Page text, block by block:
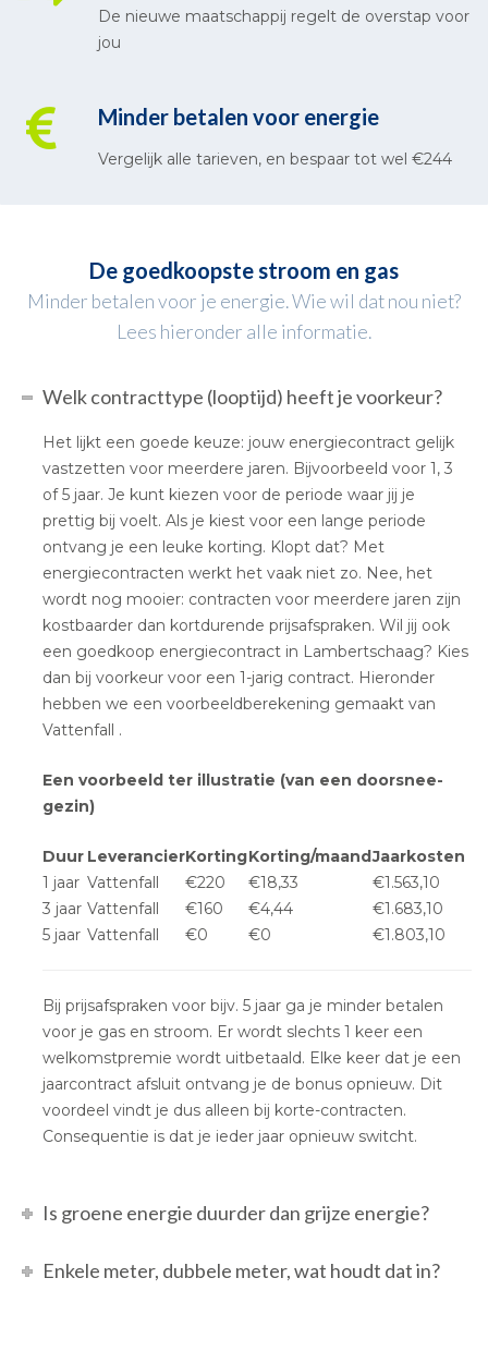
De nieuwe maatschappij regelt de overstap voor
jou
Minder betalen voor energie
Vergelijk alle tarieven, en bespaar tot wel €244
De goedkoopste stroom en gas
Minder betalen voor je energie. Wie wil dat nou niet?
Lees hieronder alle informatie.
Welk contracttype (looptijd) heeft je voorkeur?
Het lijkt een goede keuze: jouw energiecontract gelijk
vastzetten voor meerdere jaren. Bijvoorbeeld voor 1, 3
of 5 jaar. Je kunt kiezen voor de periode waar jij je
prettig bij voelt. Als je kiest voor een lange periode
ontvang je een leuke korting. Klopt dat? Met
energiecontracten werkt het vaak niet zo. Nee, het
wordt nog mooier: contracten voor meerdere jaren zijn
kostbaarder dan kortdurende prijsafspraken. Wil jij ook
een goedkoop energiecontract in Lambertschaag? Kies
dan bij voorkeur voor een 1-jarig contract. Hieronder
hebben we een voorbeeldberekening gemaakt van
Vattenfall .
Een voorbeeld ter illustratie (van een doorsnee-
gezin)
Duur LeverancierKortingKorting/maandJaarkosten
1 jaar Vattenfall €220 €18,33
€1.563,10
3 jaar Vattenfall €160 €4,44
€1.683,10
5 jaar Vattenfall €0 €0 €1.803,10
Bij prijsafspraken voor bijv. 5 jaar ga je minder betalen
voor je gas en stroom. Er wordt slechts 1 keer een
welkomstpremie wordt uitbetaald. Elke keer dat je een
jaarcontract afsluit ontvang je de bonus opnieuw. Dit
voordeel vindt je dus alleen bij korte-contracten.
Consequentie is dat je ieder jaar opnieuw switcht.
Is groene energie duurder dan grijze energie?
Enkele meter, dubbele meter, wat houdt dat in?